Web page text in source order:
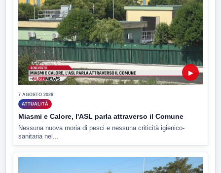
▶
7 AGOSTO 2026
ATTUALITÀ
Miasmi e Calore, l'ASL parla attraverso il Comune
Nessuna nuova moria di pesci e nessuna criticità igienico-
sanitaria nel...